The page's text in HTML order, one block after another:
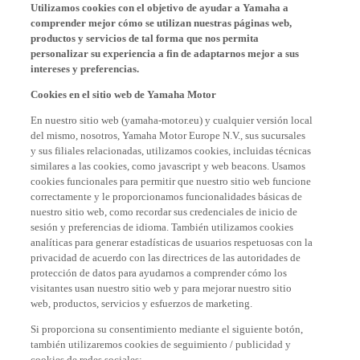
Utilizamos cookies con el objetivo de ayudar a Yamaha a
comprender mejor cómo se utilizan nuestras páginas web,
productos y servicios de tal forma que nos permita
personalizar su experiencia a fin de adaptarnos mejor a sus
intereses y preferencias.
Cookies en el sitio web de Yamaha Motor
En nuestro sitio web (yamaha-motor.eu) y cualquier versión local
del mismo, nosotros, Yamaha Motor Europe N.V., sus sucursales
y sus filiales relacionadas, utilizamos cookies, incluidas técnicas
similares a las cookies, como javascript y web beacons. Usamos
cookies funcionales para permitir que nuestro sitio web funcione
correctamente y le proporcionamos funcionalidades básicas de
nuestro sitio web, como recordar sus credenciales de inicio de
sesión y preferencias de idioma. También utilizamos cookies
analíticas para generar estadísticas de usuarios respetuosas con la
privacidad de acuerdo con las directrices de las autoridades de
protección de datos para ayudarnos a comprender cómo los
visitantes usan nuestro sitio web y para mejorar nuestro sitio
web, productos, servicios y esfuerzos de marketing.
Si proporciona su consentimiento mediante el siguiente botón,
también utilizaremos cookies de seguimiento / publicidad y